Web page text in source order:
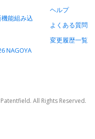
能組み込
NAGOYA
ヘルプ
よくある質問
変更履歴一覧
All Rights Reserved.